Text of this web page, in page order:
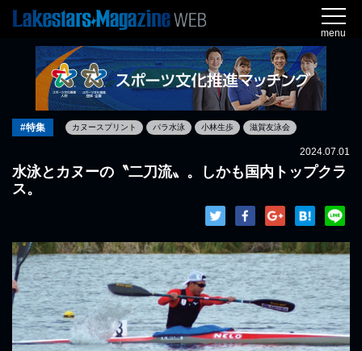
menu
#特集 カヌースプリント パラ水泳 小林生歩 滋賀友泳会
2024.07.01
水泳とカヌーの〝二刀流〟。しかも国内トップクラ
ス。